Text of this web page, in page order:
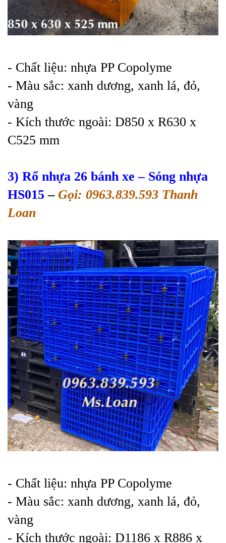
- Chất liệu: nhựa PP Copolyme
- Màu sắc: xanh dương, xanh lá, đỏ,
vàng
- Kích thước ngoài: D850 x R630 x
C525 mm
3) Rổ nhựa 26 bánh xe – Sóng nhựa
HS015 – Gọi: 0963.839.593 Thanh
Loan
- Chất liệu: nhựa PP Copolyme
- Màu sắc: xanh dương, xanh lá, đỏ,
vàng
- Kích thước ngoài: D1186 x R886 x